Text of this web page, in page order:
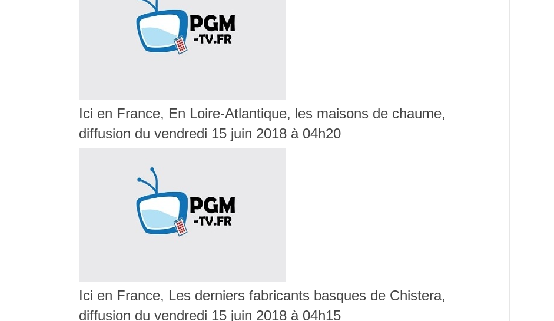
Ici en France, En Loire-Atlantique, les maisons de chaume,
diffusion du vendredi 15 juin 2018 à 04h20
Ici en France, Les derniers fabricants basques de Chistera,
diffusion du vendredi 15 juin 2018 à 04h15